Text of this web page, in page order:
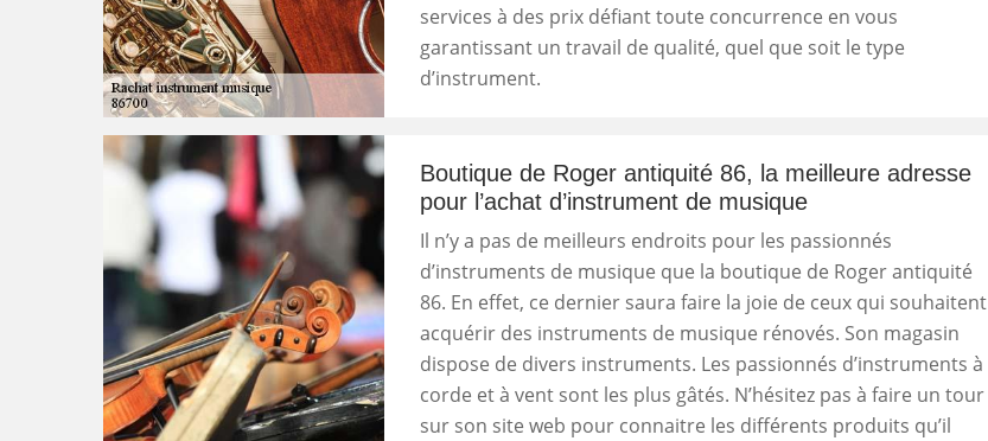
services à des prix défiant toute concurrence en vous
garantissant un travail de qualité, quel que soit le type
d’instrument.
Boutique de Roger antiquité 86, la meilleure adresse
pour l’achat d’instrument de musique
Il n’y a pas de meilleurs endroits pour les passionnés
d’instruments de musique que la boutique de Roger antiquité
86. En effet, ce dernier saura faire la joie de ceux qui souhaitent
acquérir des instruments de musique rénovés. Son magasin
dispose de divers instruments. Les passionnés d’instruments à
corde et à vent sont les plus gâtés. N’hésitez pas à faire un tour
sur son site web pour connaitre les différents produits qu’il